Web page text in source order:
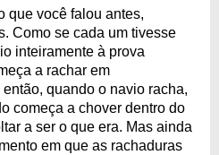
que você falou antes,
Como se cada um tivesse
inteiramente à prova
a rachar em
quando o navio racha,
começa a chover dentro do
a ser o que era. Mas ainda
em que as rachaduras